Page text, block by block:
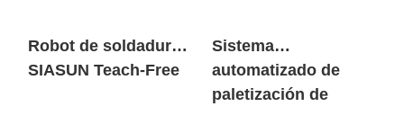
Robot de soldadura
SIASUN Teach-Free
Sistema
automatizado de
paletización de